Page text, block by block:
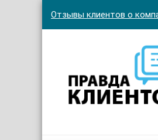
Отзывы клиентов о